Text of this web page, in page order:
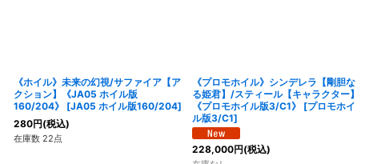
《ホイル》未来の幻視/サファイア【ア
クション】《JA05 ホイル版
160/204》
[JA05 ホイル版160/204]
280円(税込)
在庫数 22点
《プロモホイル》シンデレラ【剛胆な
る姫君】/スティール【キャラクター】
《プロモホイル版3/C1》
[プロモホイ
ル版3/C1]
228,000円(税込)